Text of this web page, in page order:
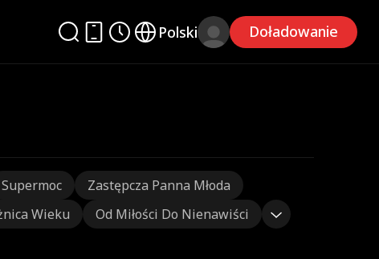
Polski Doładowanie
Supermoc
Zastępcza Panna Młoda
Wieku Od Miłości Do Nienawiści